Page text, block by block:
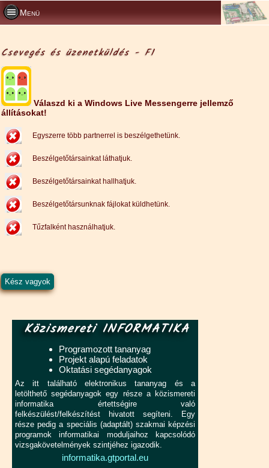
Menü
Csevegés és üzenetküldés - F1
Válaszd ki a Windows Live Messengerre jellemző
állításokat!
Egyszerre több partnerrel is beszélgethetünk.
Beszélgetőtársainkat láthatjuk.
Beszélgetőtársainkat hallhatjuk.
Beszélgetőtársunknak fájlokat küldhetünk.
Tűzfalként használhatjuk.
Közismereti INFORMATIKA
Programozott tananyag
Projekt alapú feladatok
Oktatási segédanyagok
Az itt található elektronikus tananyag és a
letölthető segédanyagok egy része a közismereti
informatika értettségire való
felkészülést/felkészítést hivatott segíteni. Egy
része pedig a speciális (adaptált) szakmai képzési
programok informatikai moduljaihoz kapcsolódó
vizsgakövetelmények szintjéhez igazodik.
informatika.gtportal.eu